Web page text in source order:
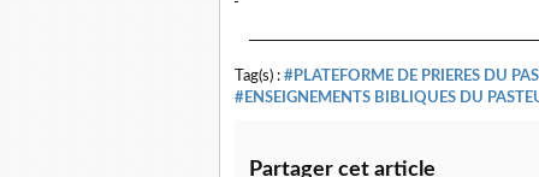
Tag(s) : #PLATEFORME DE PRIERES DU
#ENSEIGNEMENTS BIBLIQUES DU
Partager cet article